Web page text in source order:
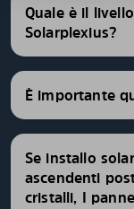
Quale è il
Solarplexius?
È importante
Se installo
ascendenti
cristalli, I